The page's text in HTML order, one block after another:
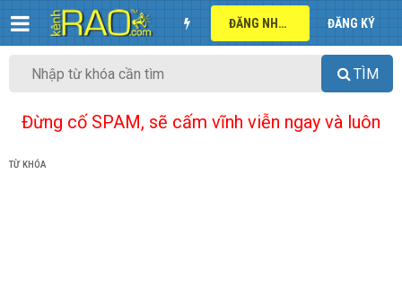
ĐĂNG NHẬP ĐĂNG KÝ
TÌM
Đừng cố SPAM, sẽ cấm vĩnh viễn ngay và luôn
TỪ KHÓA